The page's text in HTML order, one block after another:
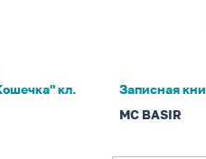
кл.
Записная
MC BASIR